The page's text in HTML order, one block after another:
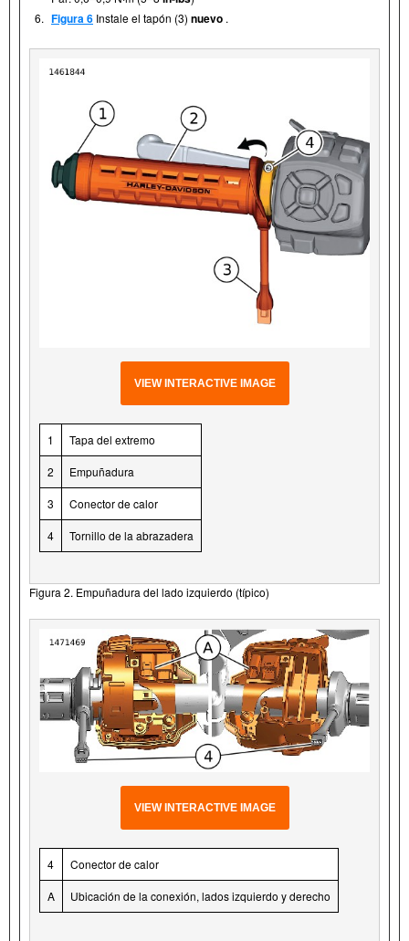
6. Figura 6 Instale el tapón (3) nuevo .
VIEW INTERACTIVE IMAGE
1 Tapa del extremo
2 Empuñadura
3 Conector de calor
4 Tornillo de la abrazadera
Figura 2. Empuñadura del lado izquierdo (típico)
VIEW INTERACTIVE IMAGE
4 Conector de calor
A Ubicación de la conexión, lados izquierdo y derecho